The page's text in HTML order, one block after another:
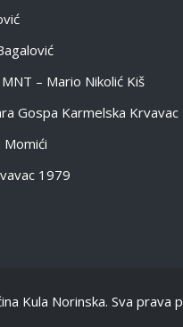
– Mario Nikolić Kiš
Gospa Karmelska Krvavac
Momići
1979
Kula Norinska. Sva prava